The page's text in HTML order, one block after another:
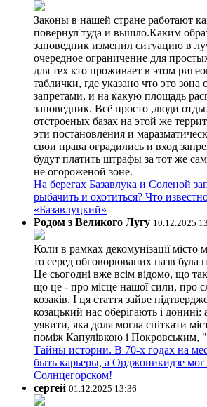
Законы в нашей стране работают
повернул туда и вышло.Каким
заповедник изменил ситуацию в
очередное ограничение для
для тех кто проживает в этом
таблички, где указано что это
запретами, и на какую площадь
заповедник. Всё просто ,люди
отстроеных базах на этой же
эти постановления и
свои права оградились и вход
будут платить штрафы за тот же
не огороженой зоне.
На берегах Базавлука и Соленой
рыбачить и охотиться? Что
«Базавлуцкий»
Родом з Великого Лугу 10.12.2025
Коли в рамках декомунізації місто
то серед обговорюваних назв була
Це сьогодні вже всім відомо, що
що це - про місце нашої сили, про
козаків. І ця стаття зайве
козацький нас оберігають і
уявити, яка доля могла спіткати
поміж Капулівкою і Покровським,
Тайны истории. В 70-х годах на
быть карьеры, а Орджоникидзе мог
Солнцегорском!
сергей 01.12.2025 13:36